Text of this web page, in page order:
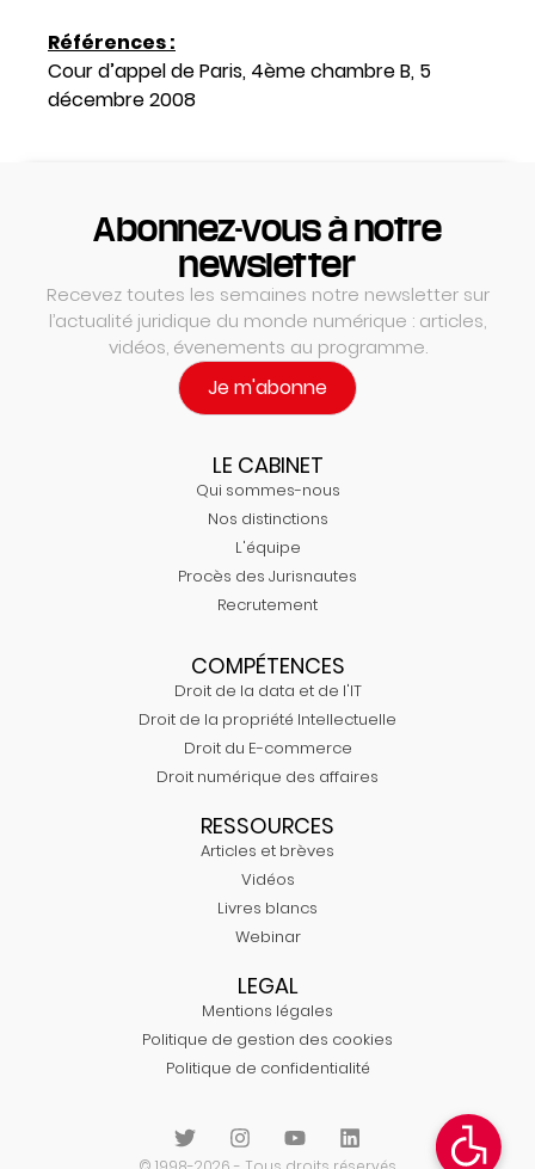
Références :
Cour d’appel de Paris, 4ème chambre B, 5
décembre 2008
Abonnez-vous à notre
newsletter
Recevez toutes les semaines notre newsletter sur
l’actualité juridique du monde numérique : articles,
vidéos, évenements au programme.
Je m'abonne
LE CABINET
Qui sommes-nous
Nos distinctions
L'équipe
Procès des Jurisnautes
Recrutement
COMPÉTENCES
Droit de la data et de l'IT
Droit de la propriété Intellectuelle
Droit du E-commerce
Droit numérique des affaires
RESSOURCES
Articles et brèves
Vidéos
Livres blancs
Webinar
LEGAL
Mentions légales
Politique de gestion des cookies
Politique de confidentialité